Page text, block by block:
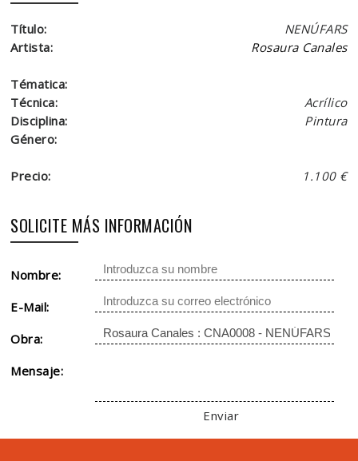
Título:
NENÚFARS
Artista:
Rosaura Canales
Tématica:
Técnica:
Acrílico
Disciplina:
Pintura
Género:
Precio: 1.100 €
SOLICITE MÁS INFORMACIÓN
Nombre:
E-Mail:
Obra:
Mensaje:
Enviar